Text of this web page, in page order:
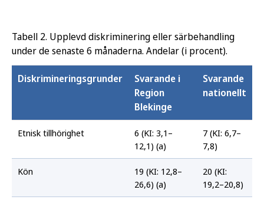
Tabell 2. Upplevd diskriminering eller särbehandling
under de senaste 6 månaderna. Andelar (i procent).
Diskrimineringsgrunder
Svarande i
Region
Blekinge
Svarande
nationellt
Etnisk tillhörighet
6 (KI: 3,1–
12,1) (a)
7 (KI: 6,7–
7,8)
Kön
19 (KI: 12,8–
26,6) (a)
20 (KI:
19,2–20,8)